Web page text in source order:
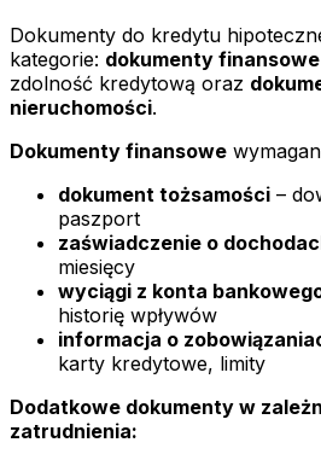
Dokumenty do kredytu
kategorie: dokumenty finansowe
zdolność kredytową oraz
nieruchomości.
Dokumenty finansowe
dokument tożsamości –
paszport
zaświadczenie o
miesięcy
wyciągi z konta
historię wpływów
informacja o
karty kredytowe, limity
Dodatkowe dokumenty w
zatrudnienia: